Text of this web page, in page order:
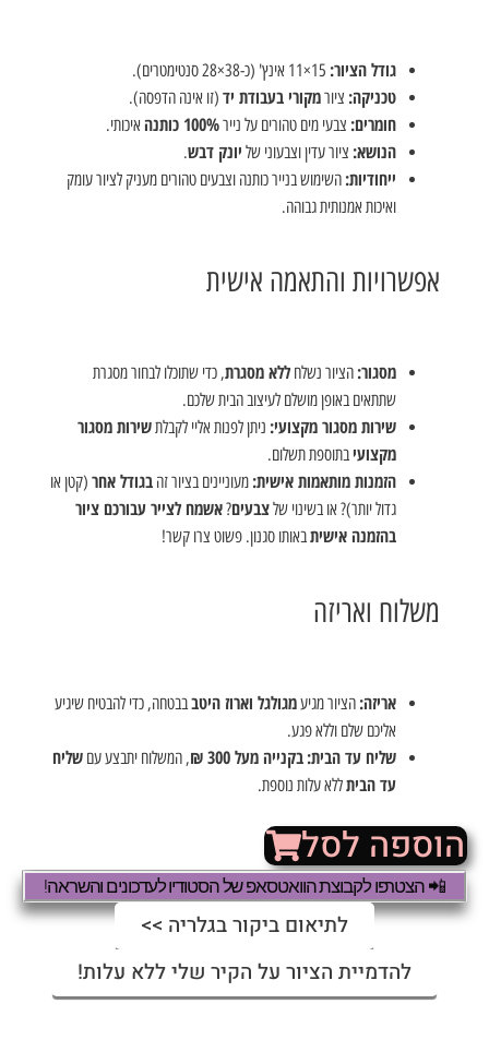
גודל הציור: 15
×
11 אינץ' (כ-38
×
28 סנטימטרים).
טכניקה: ציורמקורי בעבודת יד (זו אינה הדפסה).
חומרים: צבעי מים טהורים על נייר100% כותנה איכותי.
הנושא: ציור עדין וצבעוני של יונק דבש.
ייחודיות: השימוש בנייר כותנה וצבעים טהורים מעניק לציור עומק
ואיכות אמנותית גבוהה.
אפשרויות והתאמה אישית
מסגור: הציור נשלח ללא מסגרת, כדי שתוכלו לבחור מסגרת
שתתאים באופן מושלם לעיצוב הבית שלכם.
שירות מסגור מקצועי: ניתן לפנות אליי לקבלתשירות מסגור
מקצועי בתוספת תשלום.
הזמנות מותאמות אישית: מעוניינים בציור זה בגודל אחר (קטן או
גדול יותר)? או בשינוי שלצבעים?אשמח לצייר עבורכם ציור
בהזמנה אישיתבאותו סגנון. פשוט צרו קשר!
משלוח ואריזה
אריזה: הציור מגיעמגולגל וארוז היטבבבטחה, כדי להבטיח שיגיע
אליכם שלם וללא פגע.
שליח עד הבית:בקנייה מעל 300 ₪ , המשלוח יתבצע עם שליח
עד הביתללא עלות נוספת.
הוספה לסל
📲 הצטרפו לקבוצת הוואטסאפ של הסטודיו לעדכונים והשראה!
לתיאום ביקור בגלריה >>
להדמיית הציור על הקיר שלי ללא עלות!